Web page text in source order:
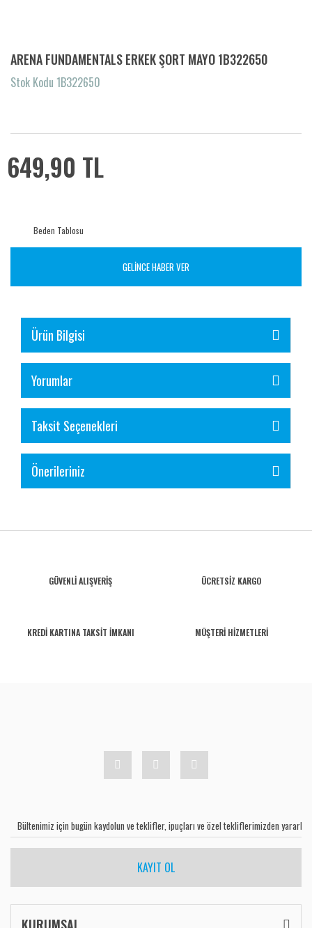
ARENA FUNDAMENTALS ERKEK ŞORT MAYO 1B322650
Stok Kodu 1B322650
649,90 TL
Beden Tablosu
GELİNCE HABER VER
Ürün Bilgisi
Yorumlar
Taksit Seçenekleri
Önerileriniz
GÜVENLİ ALIŞVERİŞ ÜCRETSİZ KARGO
KREDİ KARTINA TAKSİT İMKANI MÜŞTERİ HİZMETLERİ
KAYIT OL